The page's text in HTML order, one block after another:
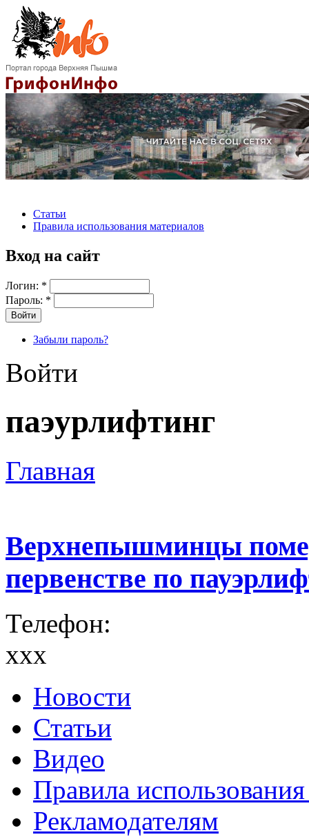
Статьи
Правила использования материалов
Вход на сайт
Логин: *
Пароль: *
Забыли пароль?
Войти
паэурлифтинг
Главная
Верхнепышминцы
первенстве по
Телефон:
xxx
Новости
Статьи
Видео
Правила
Рекламодателям